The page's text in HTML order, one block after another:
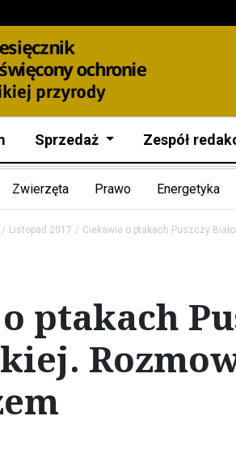
Sprzedaż Zespół
Zwierzęta Prawo Energetyka
Listopad 2017 Ciekawie o ptakach Puszczy
ptakach